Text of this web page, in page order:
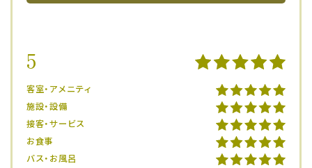
5
客室・アメニティ
施設・設備
接客・サービス
お食事
バス・お風呂